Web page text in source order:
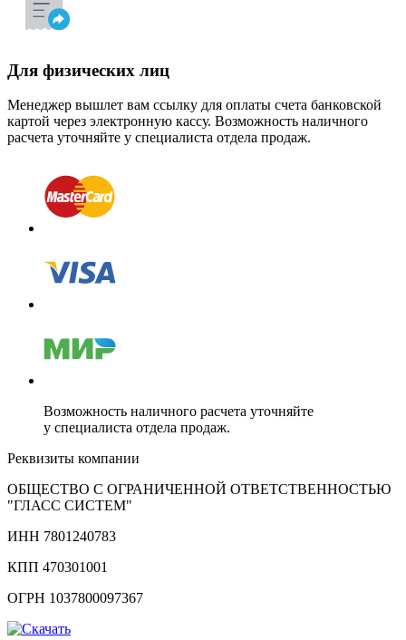
Для физических лиц
Менеджер вышлет вам ссылку для оплаты счета банковской
картой через электронную кассу. Возможность наличного
расчета уточняйте у специалиста отдела продаж.
Возможность наличного расчета уточняйте
у специалиста отдела продаж.
Реквизиты компании
ОБЩЕСТВО С ОГРАНИЧЕННОЙ ОТВЕТСТВЕННОСТЬЮ
"ГЛАСС СИСТЕМ"
ИНН 7801240783
КПП 470301001
ОГРН 1037800097367